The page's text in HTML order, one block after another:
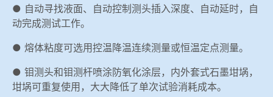
● 自动寻找液面、自动控制测头插入深度、自动延时，自
动完成测试工作。
● 熔体粘度可选用控温降温连续测量或恒温定点测量。
● 钼测头和钼测杆喷涂防氧化涂层，内外套式石墨坩埚，
坩埚可重复使用，大大降低了单次试验消耗成本。